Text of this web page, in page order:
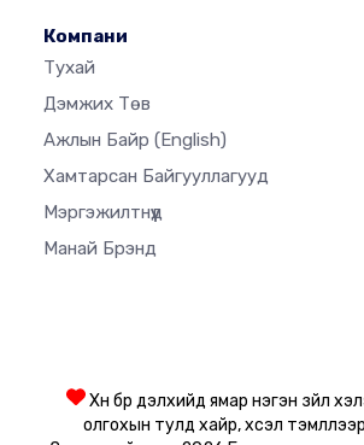
Компани
Тухай
Дэмжих Төв
Ажлын Байр (English)
Хамтарсан Байгууллагууд
Мэргэжилтнүүд
Манай Брэнд
Хүн бүр дэлхийд ямар нэгэн зүйл
олгохын тулд хайр, хүсэл